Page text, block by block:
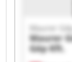
Maurer
Maurer
Gép Kft.